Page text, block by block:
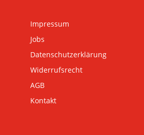
Impressum
Jobs
Datenschutzerklärung
Widerrufsrecht
AGB
Kontakt